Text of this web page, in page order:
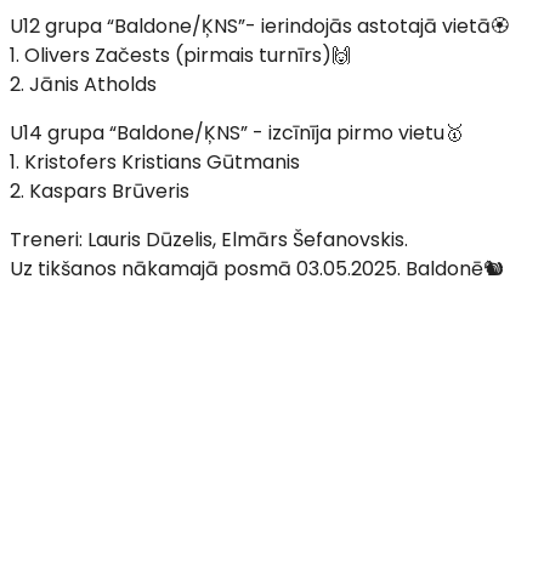
U12 grupa “Baldone/ĶNS”- ierindojās astotajā vietā🏵️
1. Olivers Začests (pirmais turnīrs)🙌
2. Jānis Atholds
U14 grupa “Baldone/ĶNS” - izcīnīja pirmo vietu🥇
1. Kristofers Kristians Gūtmanis
2. Kaspars Brūveris
Treneri: Lauris Dūzelis, Elmārs Šefanovskis.
Uz tikšanos nākamajā posmā 03.05.2025. Baldonē🐿️